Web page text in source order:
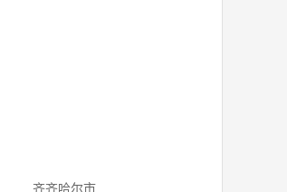
齐齐哈尔市